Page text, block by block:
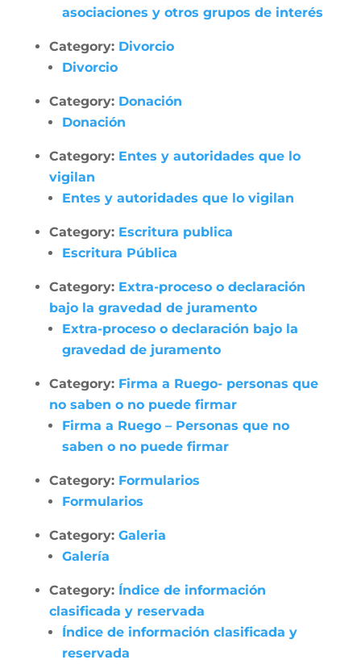
asociaciones y otros grupos de interés
Category: Divorcio
Divorcio
Category: Donación
Donación
Category: Entes y autoridades que lo
vigilan
Entes y autoridades que lo vigilan
Category: Escritura publica
Escritura Pública
Category: Extra-proceso o declaración
bajo la gravedad de juramento
Extra-proceso o declaración bajo la
gravedad de juramento
Category: Firma a Ruego- personas que
no saben o no puede firmar
Firma a Ruego – Personas que no
saben o no puede firmar
Category: Formularios
Formularios
Category: Galeria
Galería
Category: Índice de información
clasificada y reservada
Índice de información clasificada y
reservada